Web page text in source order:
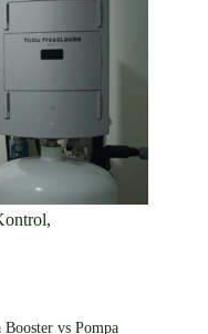
Booster vs Pompa